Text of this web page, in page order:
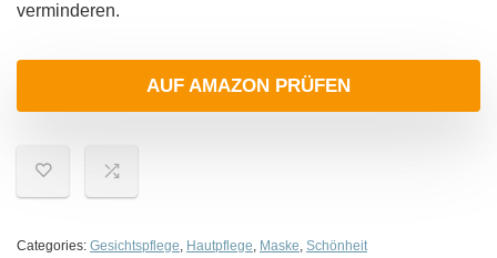
verminderen.
AUF AMAZON PRÜFEN
Categories: Gesichtspflege, Hautpflege, Maske, Schönheit